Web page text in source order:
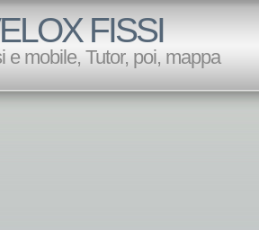
FISSI
e mobile, Tutor, poi, mappa